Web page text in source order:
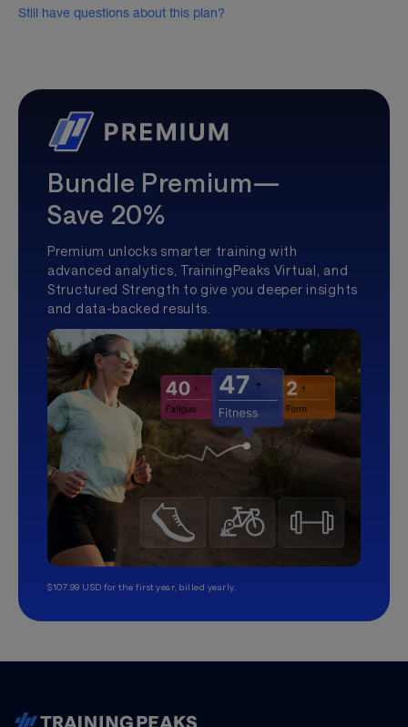
Still have questions about this plan?
Bundle Premium—
Save 20%
Premium unlocks smarter training with
advanced analytics, TrainingPeaks Virtual, and
Structured Strength to give you deeper insights
and data-backed results.
$107.99 USD for the first year, billed yearly.